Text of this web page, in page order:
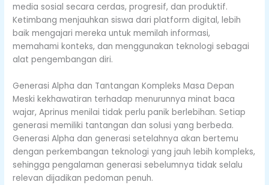
media sosial secara cerdas, progresif, dan produktif.
Ketimbang menjauhkan siswa dari platform digital, lebih
baik mengajari mereka untuk memilah informasi,
memahami konteks, dan menggunakan teknologi sebagai
alat pengembangan diri.
Generasi Alpha dan Tantangan Kompleks Masa Depan
Meski kekhawatiran terhadap menurunnya minat baca
wajar, Aprinus menilai tidak perlu panik berlebihan. Setiap
generasi memiliki tantangan dan solusi yang berbeda.
Generasi Alpha dan generasi setelahnya akan bertemu
dengan perkembangan teknologi yang jauh lebih kompleks,
sehingga pengalaman generasi sebelumnya tidak selalu
relevan dijadikan pedoman penuh.